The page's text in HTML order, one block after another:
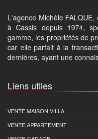
L'agence Michèle
à Cassis depuis 1974,
gamme, les propriétés de
car elle parfait à la
dernières, ayant une
Liens utiles
VENTE MAISON VILLA
VENTE APPARTEMENT